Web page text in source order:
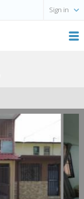
Sign in